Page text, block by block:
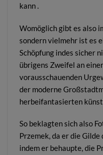
kann .
Womöglich gibt es also
sondern vielmehr ist es
Schöpfung indes sicher
übrigens Zweifel an
vorausschauenden
der moderne
herbeifantasierten
So beklagten sich also
Przemek, da er die
indem er behaupte, die